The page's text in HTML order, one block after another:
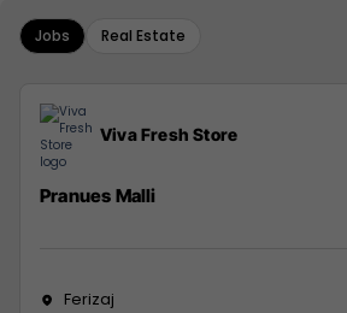
Jobs Real Estate
Viva Fresh Store
Pranues Malli
Ferizaj